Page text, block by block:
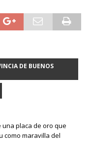
DE BUENOS
placa de oro que
como maravilla del